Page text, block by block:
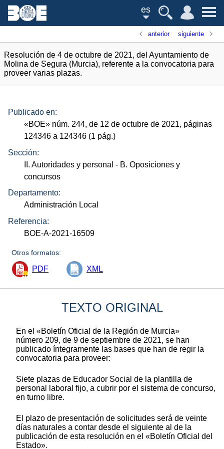
es
anterior siguiente
Resolución de 4 de octubre de 2021, del Ayuntamiento de
Molina de Segura (Murcia), referente a la convocatoria para
proveer varias plazas.
Publicado en:
«BOE» núm. 244, de 12 de octubre de 2021, páginas
124346 a 124346 (1 pág.)
Sección:
II. Autoridades y personal - B. Oposiciones y
concursos
Departamento:
Administración Local
Referencia:
BOE-A-2021-16509
Otros formatos:
PDF XML
TEXTO ORIGINAL
En el «Boletín Oficial de la Región de Murcia»
número 209, de 9 de septiembre de 2021, se han
publicado íntegramente las bases que han de regir la
convocatoria para proveer:
Siete plazas de Educador Social de la plantilla de
personal laboral fijo, a cubrir por el sistema de concurso,
en turno libre.
El plazo de presentación de solicitudes será de veinte
días naturales a contar desde el siguiente al de la
publicación de esta resolución en el «Boletín Oficial del
Estado».